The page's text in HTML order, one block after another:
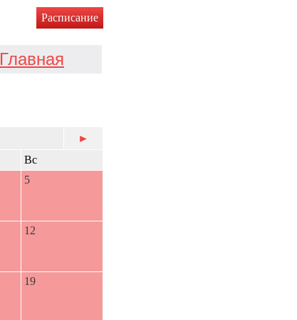
Расписание
Главная
►
Вс
5
12
19